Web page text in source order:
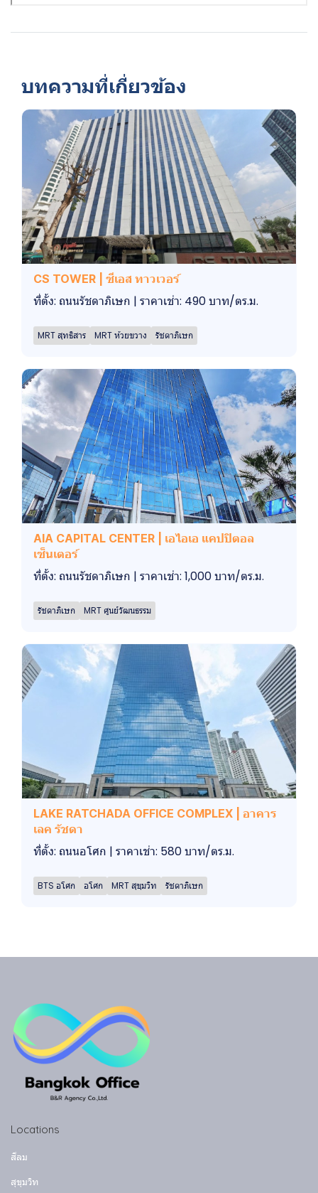
บทความที่เกี่ยวข้อง
CS TOWER | ซีเอส ทาวเวอร์
ที่ตั้ง: ถนนรัชดาภิเษก | ราคาเช่า: 490 บาท/ตร.ม.
MRT สุทธิสาร MRT ห้วยขวาง รัชดาภิเษก
AIA CAPITAL CENTER | เอไอเอ แคปปิตอล
เซ็นเตอร์
ที่ตั้ง: ถนนรัชดาภิเษก | ราคาเช่า: 1,000 บาท/ตร.ม.
รัชดาภิเษก MRT ศูนย์วัฒนธรรม
LAKE RATCHADA OFFICE COMPLEX | อาคาร
เลค รัชดา
ที่ตั้ง: ถนนอโศก | ราคาเช่า: 580 บาท/ตร.ม.
BTS อโศก อโศก MRT สุขุมวิท รัชดาภิเษก
Locations
สีลม
สุขุมวิท